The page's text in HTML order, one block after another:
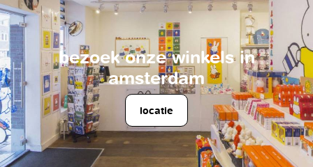
bezoek onze winkels in
amsterdam
locatie